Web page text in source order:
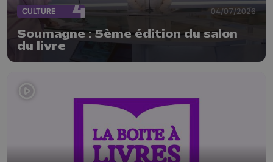
CULTURE 04/07/2026
Soumagne : 5ème édition du salon
du livre